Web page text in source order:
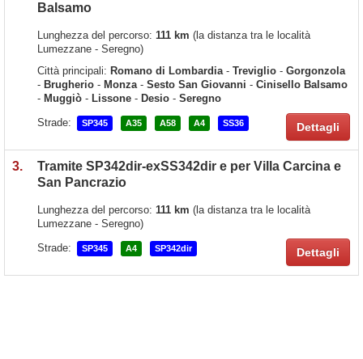
Balsamo
Lunghezza del percorso: 111 km (la distanza tra le località
Lumezzane - Seregno)
Città principali: Romano di Lombardia- Treviglio - Gorgonzola
- Brugherio - Monza- Sesto San Giovanni - Cinisello Balsamo
- Muggiò - Lissone - Desio - Seregno
Strade:
SP345 A35 A58 A4 SS36 Dettagli
3.
Tramite SP342dir-exSS342dir e per Villa Carcina e
San Pancrazio
Lunghezza del percorso: 111 km (la distanza tra le località
Lumezzane - Seregno)
Strade:
SP345 A4 SP342dir Dettagli